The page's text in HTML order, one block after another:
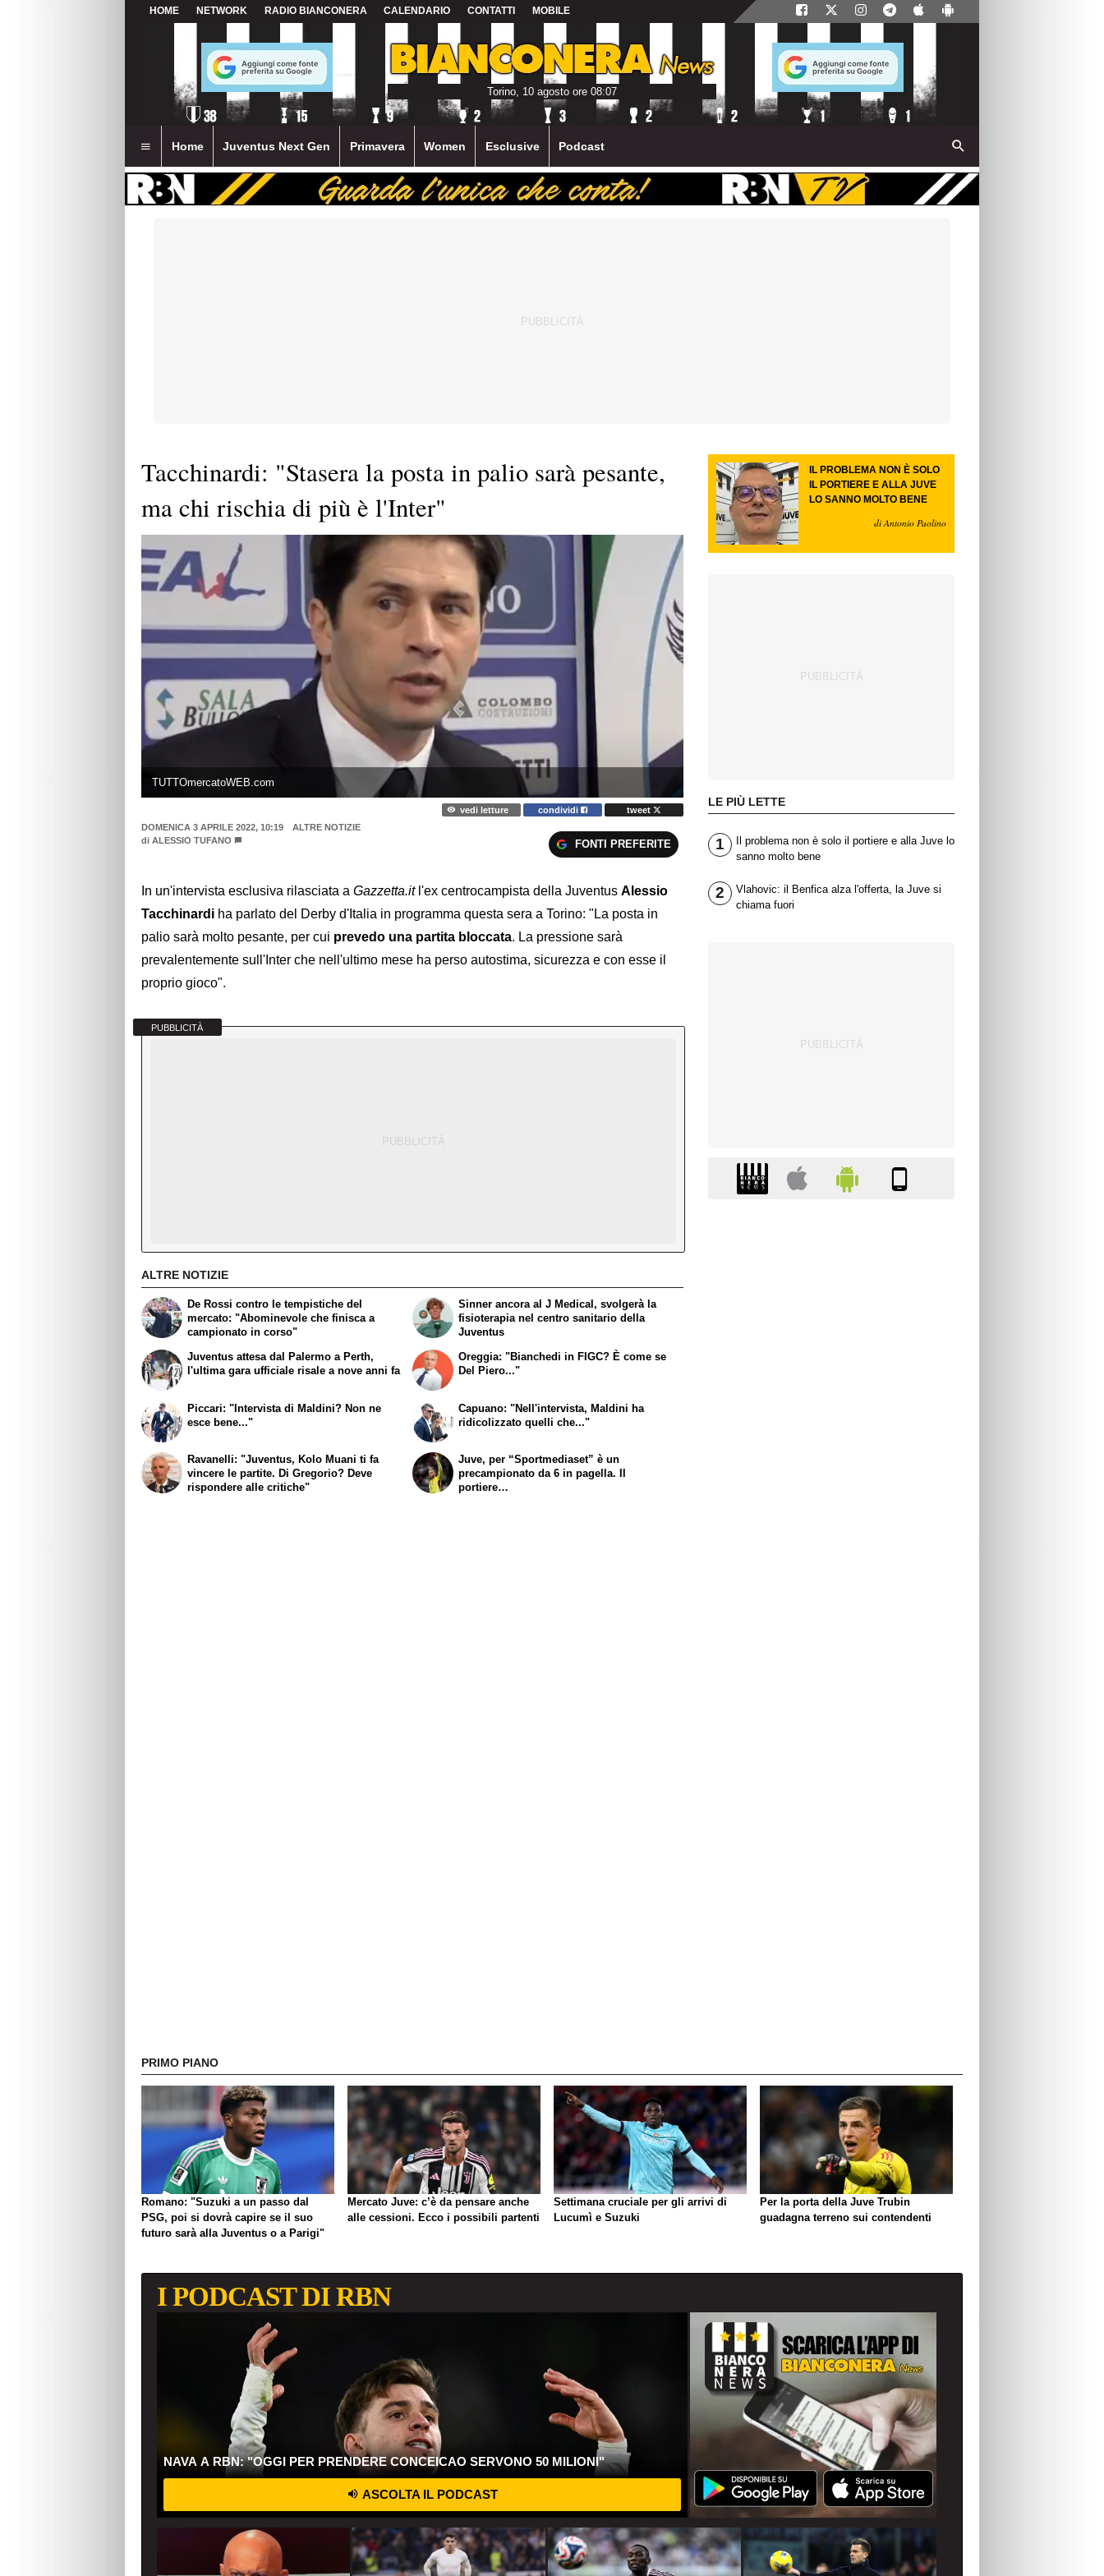
HOME NETWORK RADIO BIANCONERA CALENDARIO CONTATTI MOBILE
Torino, 10 agosto ore 08:07
Home Juventus Next Gen Primavera Women Esclusive Podcast
Tacchinardi: "Stasera la posta in palio sarà pesante,
ma chi rischia di più è l'Inter"
TUTTOmercatoWEB.com
vedi letture condividi
tweet
DOMENICA 3 APRILE 2022, 10:19
ALTRE NOTIZIE
di ALESSIO TUFANO FONTI PREFERITE
In un'intervista esclusiva rilasciata a Gazzetta.itl'ex centrocampista della Juventus Alessio
Tacchinardi ha parlato del Derby d'Italia in programma questa sera a Torino: "La posta in
palio sarà molto pesante, per cui prevedo una partita bloccata. La pressione sarà
prevalentemente sull'Inter che nell'ultimo mese ha perso autostima, sicurezza e con esse il
proprio gioco".
PUBBLICITÀ
ALTRE NOTIZIE
De Rossi contro le tempistiche del
mercato: "Abominevole che finisca a
campionato in corso"
Juventus attesa dal Palermo a Perth,
l'ultima gara ufficiale risale a nove anni fa
Sinner ancora al J Medical, svolgerà la
fisioterapia nel centro sanitario della
Juventus
Oreggia: "Bianchedi in FIGC? È come se
Del Piero..."
Piccari: "Intervista di Maldini? Non ne
esce bene..."
Ravanelli: "Juventus, Kolo Muani ti fa
vincere le partite. Di Gregorio? Deve
rispondere alle critiche"
Capuano: "Nell'intervista, Maldini ha
ridicolizzato quelli che..."
Juve, per “Sportmediaset” è un
precampionato da 6 in pagella. Il
portiere…
IL PROBLEMA NON È SOLO
IL PORTIERE E ALLA JUVE
LO SANNO MOLTO BENE
di Antonio Paolino
LE PIÙ LETTE
1
Il problema non è solo il portiere e alla Juve lo
sanno molto bene
2
Vlahovic: il Benfica alza l'offerta, la Juve si
chiama fuori
PRIMO PIANO
Romano: "Suzuki a un passo dal
PSG, poi si dovrà capire se il suo
futuro sarà alla Juventus o a Parigi"
Mercato Juve: c’è da pensare anche
alle cessioni. Ecco i possibili partenti
Settimana cruciale per gli arrivi di
Lucumì e Suzuki
Per la porta della Juve Trubin
guadagna terreno sui contendenti
I PODCAST DI RBN
NAVA A RBN: "OGGI PER PRENDERE CONCEICAO SERVONO 50 MILIONI"
ASCOLTA IL PODCAST